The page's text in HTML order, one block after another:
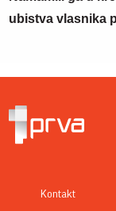
ubistva vlasnika
Kontakt